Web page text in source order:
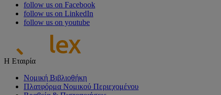
follow us on Facebook
follow us on LinkedIn
follow us on youtube
Η Εταιρία
Νομική Βιβλιοθήκη
Πλατφόρμα Νομικού Περιεχομένου